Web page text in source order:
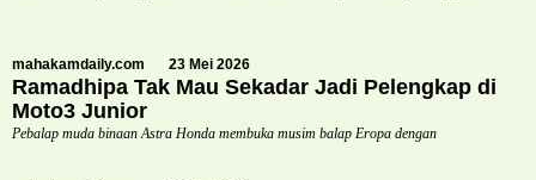
mahakamdaily.com 23 Mei 2026
Ramadhipa Tak Mau Sekadar Jadi Pelengkap di
Moto3 Junior
Pebalap muda binaan Astra Honda membuka musim balap Eropa dengan